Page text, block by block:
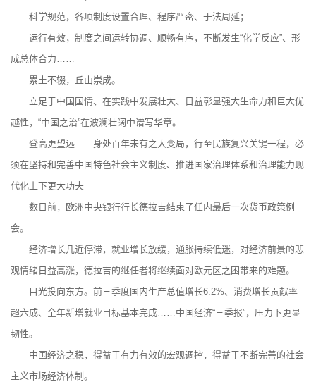
科学规范，各项制度设置合理、程序严密、于法周延；
运行有效，制度之间运转协调、顺畅有序，不断发生“化学反应”、形
成总体合力……
累土不辍，丘山崇成。
立足于中国国情、在实践中发展壮大、日益彰显强大生命力和巨大优
越性，“中国之治”在波澜壮阔中谱写华章。
登高更望远——身处百年未有之大变局，行至民族复兴关键一程，必
须在坚持和完善中国特色社会主义制度、推进国家治理体系和治理能力现
代化上下更大功夫
数日前，欧洲中央银行行长德拉吉结束了任内最后一次货币政策例
会。
经济增长几近停滞，就业增长放缓，通胀持续低迷，对经济前景的悲
观情绪日益高涨，德拉吉的继任者将继续面对欧元区之困带来的难题。
目光投向东方。前三季度国内生产总值增长6.2%、消费增长贡献率
超六成、全年新增就业目标基本完成……中国经济“三季报”，压力下更显
韧性。
中国经济之稳，得益于有力有效的宏观调控，得益于不断完善的社会
主义市场经济体制。